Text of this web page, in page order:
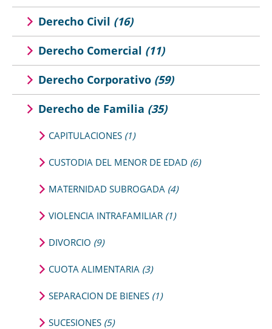
Derecho Civil (16)
Derecho Comercial (11)
Derecho Corporativo (59)
Derecho de Familia (35)
CAPITULACIONES (1)
CUSTODIA DEL MENOR DE EDAD (6)
MATERNIDAD SUBROGADA (4)
VIOLENCIA INTRAFAMILIAR (1)
DIVORCIO (9)
CUOTA ALIMENTARIA (3)
SEPARACION DE BIENES (1)
SUCESIONES (5)